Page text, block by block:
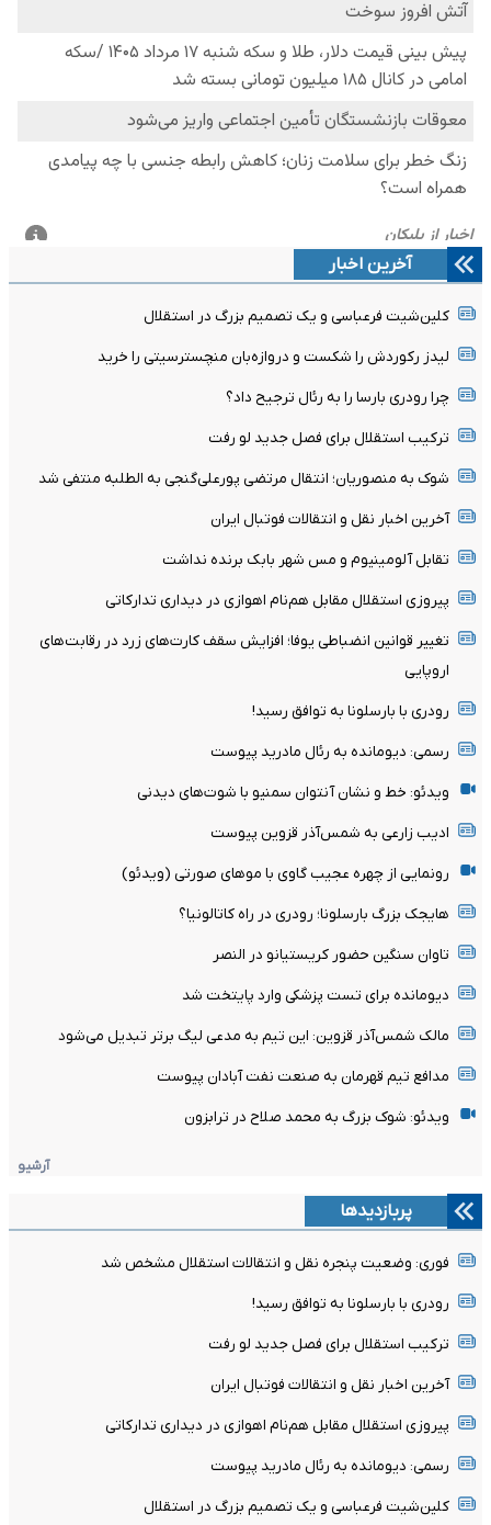
آخرین اخبار
کلین‌شیت فرعباسی و یک تصمیم بزرگ در استقلال
لیدز رکوردش را شکست و دروازه‌بان منچسترسیتی را خرید
چرا رودری بارسا را به رئال ترجیح داد؟
ترکیب استقلال برای فصل جدید لو رفت
شوک به منصوریان؛ انتقال مرتضی پورعلی‌گنجی به الطلبه منتفی شد
آخرین اخبار نقل و انتقالات فوتبال ایران
تقابل آلومینیوم و مس شهر بابک برنده نداشت
پیروزی استقلال مقابل هم‌نام اهوازی در دیداری تدارکاتی
تغییر قوانین انضباطی یوفا؛ افزایش سقف کارت‌های زرد در رقابت‌های
اروپایی
رودری با بارسلونا به توافق رسید!
رسمی: دیومانده به رئال مادرید پیوست
ویدئو: خط و نشان آنتوان سمنیو با شوت‌های دیدنی
ادیب زارعی به شمس‌آذر قزوین پیوست
رونمایی از چهره عجیب گاوی با موهای صورتی (ویدئو)
هایجک بزرگ بارسلونا؛ رودری در راه کاتالونیا؟
تاوان سنگین حضور کریستیانو در النصر
دیومانده برای تست پزشکی وارد پایتخت شد
مالک شمس‌آذر قزوین: این تیم به مدعی لیگ برتر تبدیل می‌شود
مدافع تیم قهرمان به صنعت نفت آبادان پیوست
ویدئو: شوک بزرگ به محمد صلاح در ترابزون
آرشیو
پربازدیدها
فوری: وضعیت پنجره نقل و انتقالات استقلال مشخص شد
رودری با بارسلونا به توافق رسید!
ترکیب استقلال برای فصل جدید لو رفت
آخرین اخبار نقل و انتقالات فوتبال ایران
پیروزی استقلال مقابل هم‌نام اهوازی در دیداری تدارکاتی
رسمی: دیومانده به رئال مادرید پیوست
کلین‌شیت فرعباسی و یک تصمیم بزرگ در استقلال